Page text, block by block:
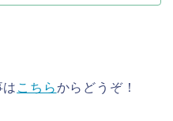
こちらからどうぞ！